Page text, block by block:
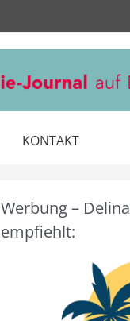
KONTAKT
Werbung –
empfiehlt: